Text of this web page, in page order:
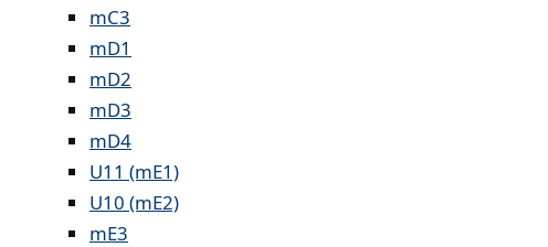
mC3
mD1
mD2
mD3
mD4
U11 (mE1)
U10 (mE2)
mE3